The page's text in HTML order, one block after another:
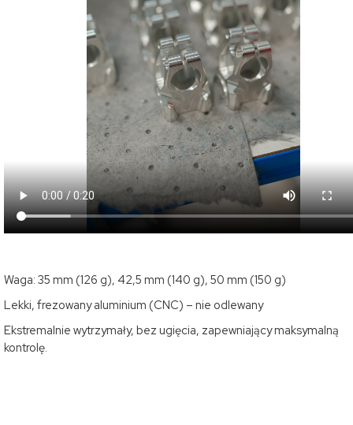
Waga: 35 mm (126 g), 42,5 mm (140 g), 50 mm (150 g)
Lekki, frezowany aluminium (CNC) – nie odlewany
Ekstremalnie wytrzymały, bez ugięcia, zapewniający maksymalną
kontrolę.